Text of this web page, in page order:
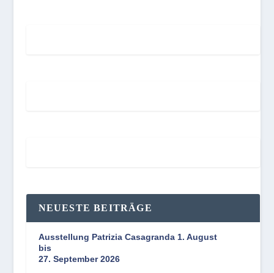
NEUESTE BEITRÄGE
Ausstellung Patrizia Casagranda 1. August
bis
27. September 2026